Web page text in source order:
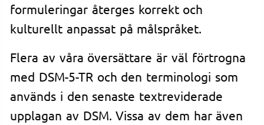
formuleringar återges korrekt och
kulturellt anpassat på målspråket.
Flera av våra översättare är väl förtrogna
med DSM-5-TR och den terminologi som
används i den senaste textreviderade
upplagan av DSM. Vissa av dem har även